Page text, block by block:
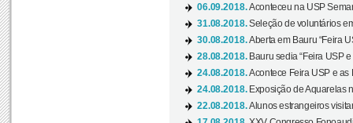
06.09.2018.Aconteceu na USP
31.08.2018.Seleção de voluntários
30.08.2018.Aberta em Bauru “Feira
28.08.2018. Bauru sedia “Feira USP
24.08.2018.Acontece Feira USP e as
24.08.2018. Exposição de Aquarelas
22.08.2018.Alunos estrangeiros